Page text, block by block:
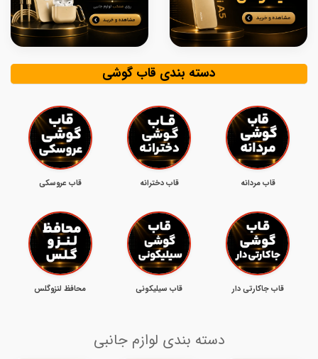
دسته بندی قاب گوشی
قاب مردانه قاب دخترانه قاب عروسکی
قاب جاکارتی دار قاب سیلیکونی محافظ لنزوگلس
دسته بندی لوازم جانبی